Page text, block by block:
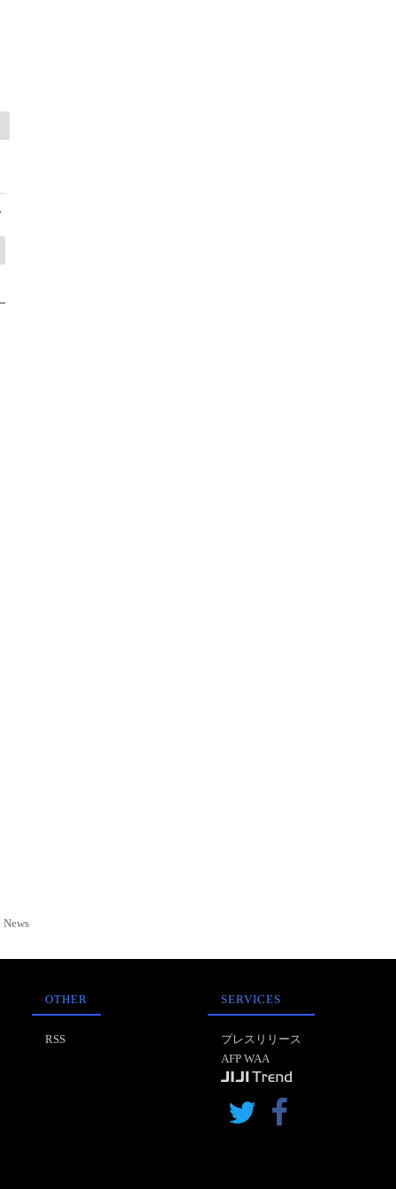
OTHER
RSS
SERVICES
プレスリリース
AFP WAA